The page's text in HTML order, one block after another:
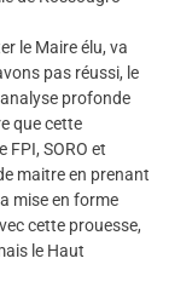
le Maire élu, va
pas réussi, le
analyse profonde
que cette
SORO et
maitre en prenant
mise en forme
cette prouesse,
le Haut